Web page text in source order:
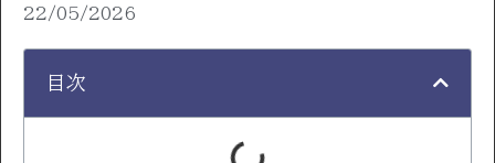
22/05/2026
目次